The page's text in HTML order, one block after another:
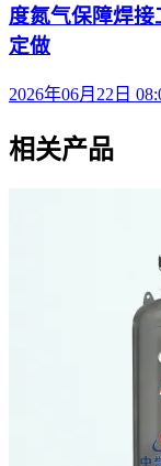
度氮气保障焊
定做
2026年06月22日
相关产品